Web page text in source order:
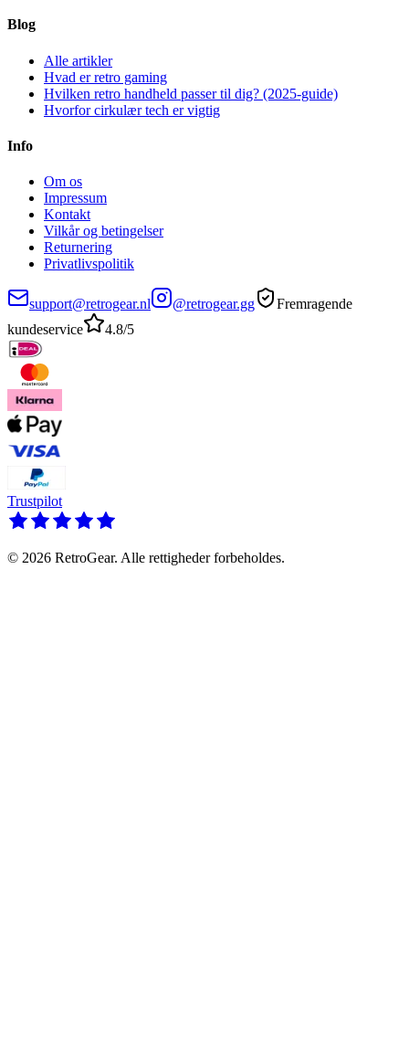
Blog
Alle artikler
Hvad er retro gaming
Hvilken retro handheld passer til dig? (2025-guide)
Hvorfor cirkulær tech er vigtig
Info
Om os
Impressum
Kontakt
Vilkår og betingelser
Returnering
Privatlivspolitik
support@retrogear.nl @retrogear.gg
Fremragende
kundeservice
4.8/5
Trustpilot
© 2026 RetroGear. Alle rettigheder forbeholdes.